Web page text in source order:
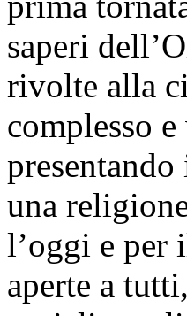
saperi
rivolte alla
complesso
una
l’oggi e per
aperte a